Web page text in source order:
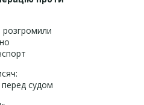
розгромили
судом